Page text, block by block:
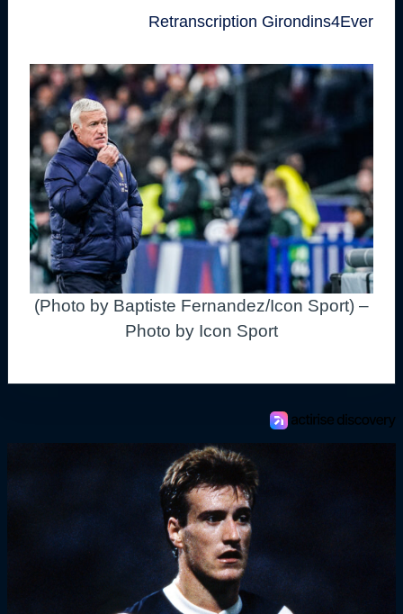
Retranscription Girondins4Ever
(Photo by Baptiste Fernandez/Icon Sport) –
Photo by Icon Sport